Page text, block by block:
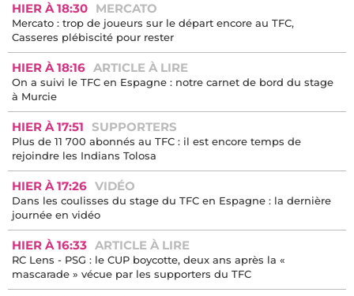
HIER À 18:30 MERCATO
Mercato : trop de joueurs sur le départ encore au TFC,
Casseres plébiscité pour rester
HIER À 18:16 ARTICLE À LIRE
On a suivi le TFC en Espagne : notre carnet de bord du stage
à Murcie
HIER À 17:51 SUPPORTERS
Plus de 11 700 abonnés au TFC : il est encore temps de
rejoindre les Indians Tolosa
HIER À 17:26 VIDÉO
Dans les coulisses du stage du TFC en Espagne : la dernière
journée en vidéo
HIER À 16:33 ARTICLE À LIRE
RC Lens - PSG : le CUP boycotte, deux ans après la «
mascarade » vécue par les supporters du TFC